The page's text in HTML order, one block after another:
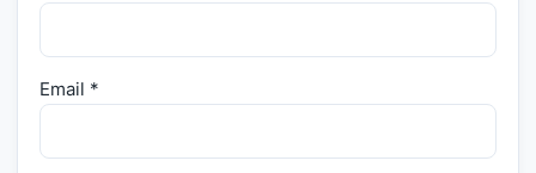
Email *